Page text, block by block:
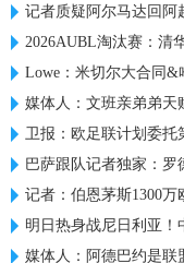
记者质疑阿尔马达回阿
2026AUBL淘汰赛：清
Lowe：米切尔大合同&
媒体人：文班亲弟弟天
卫报：欧足联计划委托
巴萨跟队记者独家：罗
记者：伯恩茅斯1300万
明日热身战尼日利亚！
媒体人：阿德巴约是联